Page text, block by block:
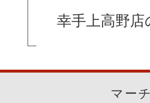
幸手上高野
マーチ